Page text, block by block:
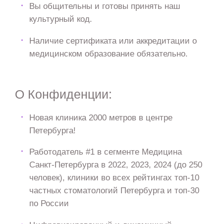
Вы общительны и готовы принять наш
культурный код.
Наличие сертификата или аккредитации о
медицинском образование обязательно.
О Конфиденции:
Новая клиника 2000 метров в центре
Петербурга!
Работодатель #1 в сегменте Медицина
Санкт-Петербурга в 2022, 2023, 2024 (до 250
человек), клиники во всех рейтингах топ-10
частных стоматологий Петербурга и топ-30
по России